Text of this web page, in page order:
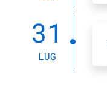
31
LUG